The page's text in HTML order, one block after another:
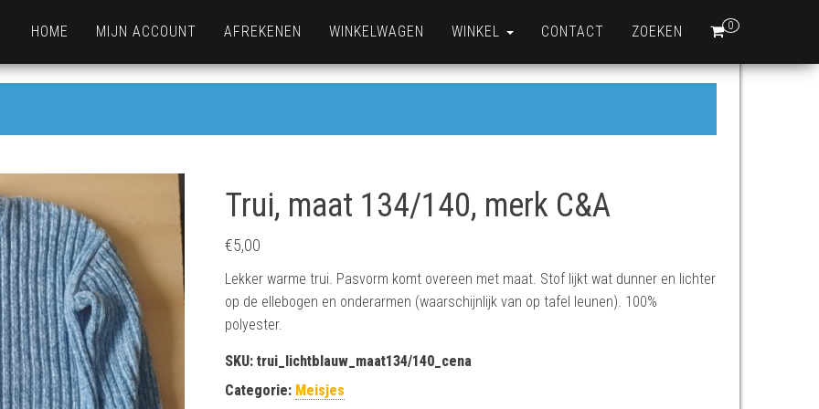
0
HOME MIJN ACCOUNT AFREKENEN WINKELWAGEN WINKEL CONTACT ZOEKEN
Trui, maat 134/140, merk C&A
€5,00
Lekker warme trui. Pasvorm komt overeen met maat. Stof lijkt wat dunner en lichter
op de ellebogen en onderarmen (waarschijnlijk van op tafel leunen). 100%
polyester.
SKU:trui_lichtblauw_maat134/140_cena
Categorie: Meisjes